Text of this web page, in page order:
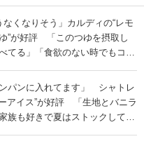
なくなりそう」カルディの“レモ
”が好評 「このつゆを摂取し
てる」「食欲のない時でもコレ
ンパンに入れてます」 シャトレ
アイス”が好評 「生地とバニラ
族も好きで夏はストックして